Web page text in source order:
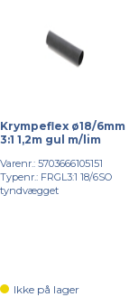
Krympeflex ø18/6mm
3:1 1,2m gul m/lim
Varenr.: 5703666105151
Typenr.: FRGL3:1 18/6SO
tyndvægget
Ikke på lager